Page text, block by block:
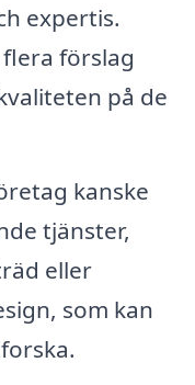
expertis.
förslag
på de
kanske
tjänster,
eller
som kan